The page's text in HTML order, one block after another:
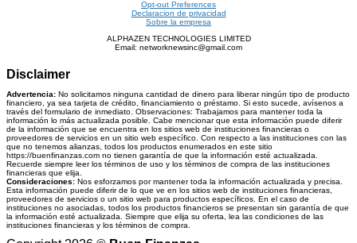
Opt-out Preferences
Declaracion de privacidad
Sobre la empresa
ALPHAZEN TECHNOLOGIES LIMITED
Email: networknewsinc@gmail.com
Disclaimer
Advertencia: No solicitamos ninguna cantidad de dinero para liberar ningún tipo de producto
financiero, ya sea tarjeta de crédito, financiamiento o préstamo. Si esto sucede, avísenos a
través del formulario de inmediato. Observaciones: Trabajamos para mantener toda la
información lo más actualizada posible. Cabe mencionar que esta información puede diferir
de la información que se encuentra en los sitios web de instituciones financieras o
proveedores de servicios en un sitio web específico. Con respecto a las instituciones con las
que no tenemos alianzas, todos los productos enumerados en este sitio
https://buenfinanzas.com no tienen garantía de que la información esté actualizada.
Recuerde siempre leer los términos de uso y los términos de compra de las instituciones
financieras que elija.
Consideraciones: Nos esforzamos por mantener toda la información actualizada y precisa.
Esta información puede diferir de lo que ve en los sitios web de instituciones financieras,
proveedores de servicios o un sitio web para productos específicos. En el caso de
instituciones no asociadas, todos los productos financieros se presentan sin garantía de que
la información esté actualizada. Siempre que elija su oferta, lea las condiciones de las
instituciones financieras y los términos de compra.